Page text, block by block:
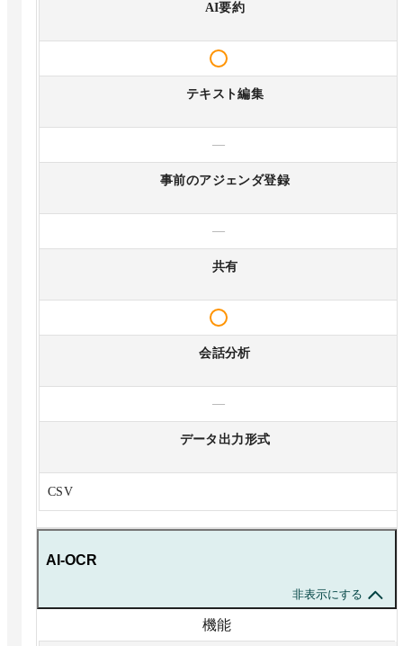
AI要約
テキスト編集
—
事前のアジェンダ登録
—
共有
会話分析
—
データ出力形式
CSV
AI-OCR
非表示にする
機能